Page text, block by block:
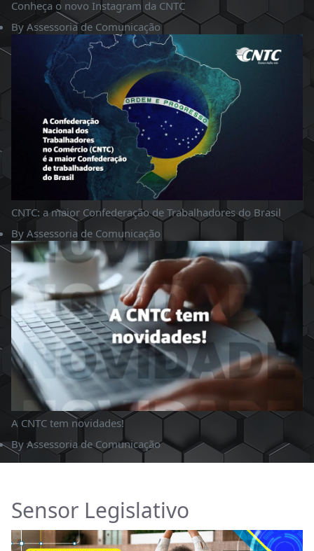
Conheça o novo Instagram da CNTC
By Assessoria de Comunicação
CNTC: a maior Confederação de Trabalhadores do Brasil
By Assessoria de Comunicação
A CNTC tem novidades!
By Assessoria de Comunicação
Sensor Legislativo